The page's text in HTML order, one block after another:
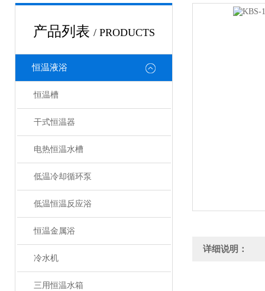
产品列表 / PRODUCTS
恒温液浴
恒温槽
干式恒温器
电热恒温水槽
低温冷却循环泵
低温恒温反应浴
恒温金属浴
冷水机
三用恒温水箱
详细说明：